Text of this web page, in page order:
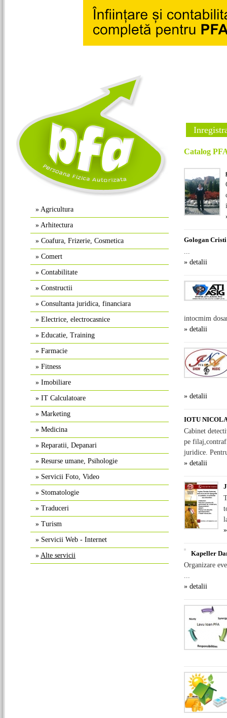
» Agricultura
» Arhitectura
» Coafura, Frizerie, Cosmetica
» Comert
» Contabilitate
» Constructii
» Consultanta juridica, financiara
» Electrice, electrocasnice
» Educatie, Training
» Farmacie
» Fitness
» Imobiliare
» IT Calculatoare
» Marketing
» Medicina
» Reparatii, Depanari
» Resurse umane, Psihologie
» Servicii Foto, Video
» Stomatologie
» Traduceri
» Turism
» Servicii Web - Internet
» Alte servicii
Catalog
Gologan Cristi
» detalii
intocmim
» detalii
» detalii
IOTU
Cabinet
pe
juridice.
» detalii
Kapeller
Organizare
» detalii